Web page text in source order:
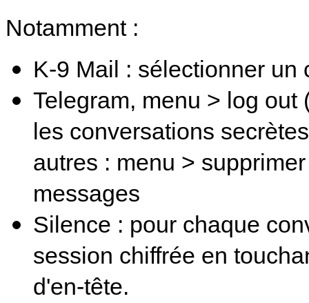
Notamment :
K-9 Mail : sélectionner un
Telegram, menu > log
les conversations
autres : menu >
messages
Silence : pour chaque
session chiffrée en
d'en-tête.